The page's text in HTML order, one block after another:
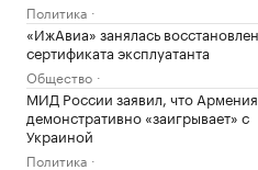
Политика
«ИжАвиа» занялась
сертификата эксплуатанта
Общество
МИД России заявил, что Армения
демонстративно «заигрывает» с
Украиной
Политика